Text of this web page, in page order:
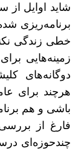
شاید اوایل
برنامه‌ریزی
خطی زندگی
زمینه‌هایی
دوگانه‌های
هرچند برای
باشی و هم
فارغ از
چندحوزه‌ای